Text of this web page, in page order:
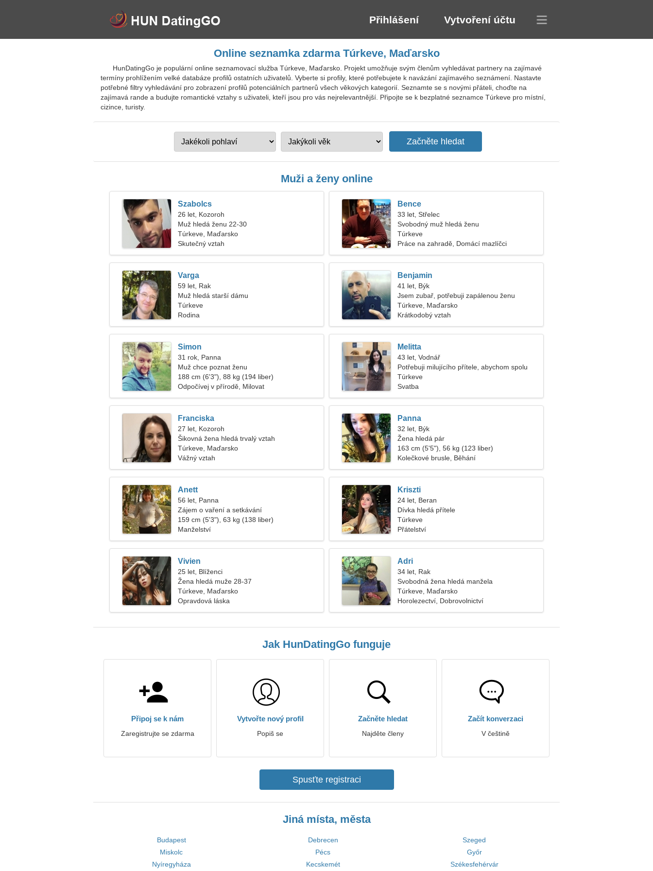
Přihlášení Vytvoření účtu
Online seznamka zdarma Túrkeve, Maďarsko
HunDatingGo je populární online seznamovací služba Túrkeve, Maďarsko. Projekt umožňuje svým členům vyhledávat partnery na zajímavé
termíny prohlížením velké databáze profilů ostatních uživatelů. Vyberte si profily, které potřebujete k navázání zajímavého seznámení. Nastavte
potřebné filtry vyhledávání pro zobrazení profilů potenciálních partnerů všech věkových kategorií. Seznamte se s novými přáteli, choďte na
zajímavá rande a budujte romantické vztahy s uživateli, kteří jsou pro vás nejrelevantnější. Připojte se k bezplatné seznamce Túrkeve pro místní,
cizince, turisty.
Muži a ženy online
Szabolcs
26 let, Kozoroh
Muž hledá ženu 22-30
Túrkeve, Maďarsko
Skutečný vztah
Bence
33 let, Střelec
Svobodný muž hledá ženu
Túrkeve
Práce na zahradě, Domácí mazlíčci
Varga
59 let, Rak
Muž hledá starší dámu
Túrkeve
Rodina
Benjamin
41 let, Býk
Jsem zubař, potřebuji zapálenou ženu
Túrkeve, Maďarsko
Krátkodobý vztah
Simon
31 rok, Panna
Muž chce poznat ženu
188 cm (6'3"), 88 kg (194 liber)
Odpočívej v přírodě, Milovat
Melitta
43 let, Vodnář
Potřebuji milujícího přítele, abychom spolu
cestovali
Túrkeve
Svatba
Franciska
27 let, Kozoroh
Šikovná žena hledá trvalý vztah
Túrkeve, Maďarsko
Vážný vztah
Panna
32 let, Býk
Žena hledá pár
163 cm (5'5"), 56 kg (123 liber)
Kolečkové brusle, Běhání
Anett
56 let, Panna
Zájem o vaření a setkávání
159 cm (5'3"), 63 kg (138 liber)
Manželství
Kriszti
24 let, Beran
Dívka hledá přítele
Túrkeve
Přátelství
Vivien
25 let, Blíženci
Žena hledá muže 28-37
Túrkeve, Maďarsko
Opravdová láska
Adri
34 let, Rak
Svobodná žena hledá manžela
Túrkeve, Maďarsko
Horolezectví, Dobrovolnictví
Jak HunDatingGo funguje
Připoj se k nám
Zaregistrujte se zdarma
Vytvořte nový profil
Popiš se
Začněte hledat
Najděte členy
Začít konverzaci
V češtině
Spusťte registraci
Jiná místa, města
Budapest Debrecen
Szeged
Miskolc
Pécs
Győr
Nyíregyháza
Kecskemét Székesfehérvár